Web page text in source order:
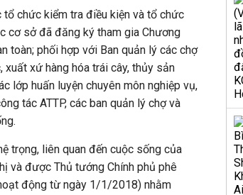
chức kiểm tra điều kiện và tổ chức
cơ sở đã đăng ký tham gia Chương
toàn; phối hợp với Ban quản lý các chợ
xứ hàng hóa trái cây, thủy sản
lớp huấn luyện chuyên môn nghiệp vụ,
tác ATTP, các ban quản lý chợ và
trọng, liên quan đến cuộc sống của
và được Thủ tướng Chính phủ phê
động từ ngày 1/1/2018) nhằm